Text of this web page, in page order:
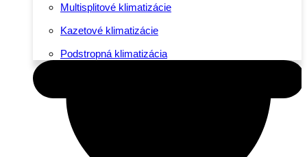
Multisplitové klimatizácie
Kazetové klimatizácie
Podstropná klimatizácia